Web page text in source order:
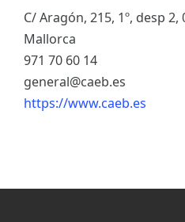
C/ Aragón, 215, 1º, desp 2,
Mallorca
971 70 60 14
general@caeb.es
https://www.caeb.es